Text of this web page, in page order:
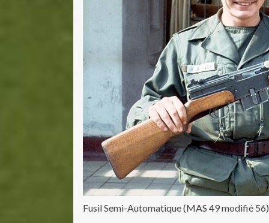
Fusil Semi-Automatique (MAS 49 modifié 56)